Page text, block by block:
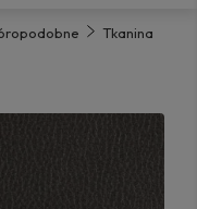
Tkanina